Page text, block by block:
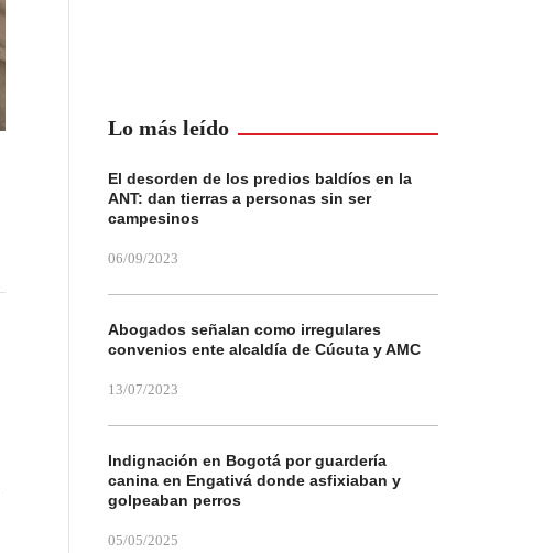
Lo más leído
El desorden de los predios baldíos en la
ANT: dan tierras a personas sin ser
campesinos
06/09/2023
Abogados señalan como irregulares
convenios ente alcaldía de Cúcuta y AMC
13/07/2023
Indignación en Bogotá por guardería
canina en Engativá donde asfixiaban y
golpeaban perros
05/05/2025